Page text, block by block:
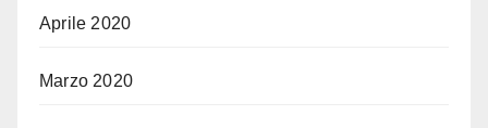
Aprile 2020
Marzo 2020